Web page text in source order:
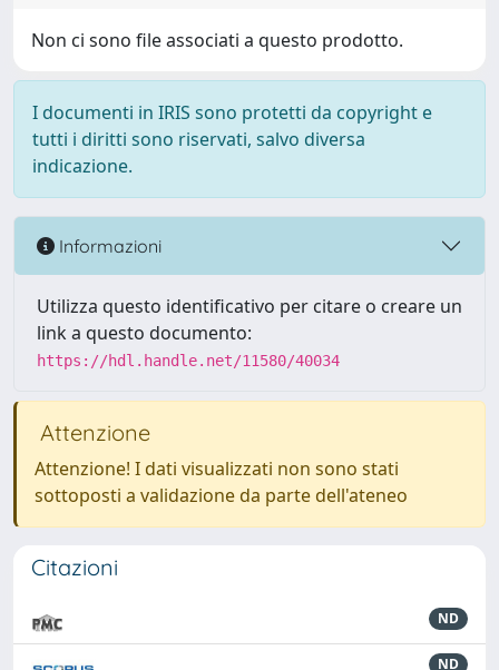
Non ci sono file associati a questo prodotto.
I documenti in IRIS sono protetti da copyright e
tutti i diritti sono riservati, salvo diversa
indicazione.
Informazioni
Utilizza questo identificativo per citare o creare un
link a questo documento:
https://hdl.handle.net/11580/40034
Attenzione
Attenzione! I dati visualizzati non sono stati
sottoposti a validazione da parte dell'ateneo
Citazioni
ND
ND